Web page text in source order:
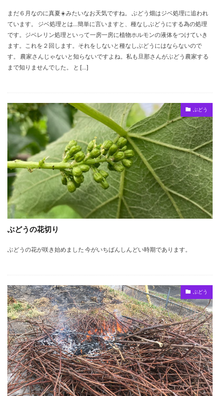
まだ６月なのに真夏☀️みたいなお天気ですね。 ぶどう畑はジベ処理に追われ
ています。 ジベ処理とは…簡単に言いますと、種なしぶどうにする為の処理
です。ジベレリン処理といって一房一房に植物ホルモンの液体をつけていき
ます。これを２回します。それをしないと種なしぶどうにはならないので
す。 農家さんじゃないと知らないですよね。私も旦那さんがぶどう農家する
まで知りませんでした。 と […]
ぶどう
ぶどうの花切り
ぶどうの花が咲き始めました 今がいちばんしんどい時期であります。
ぶどう